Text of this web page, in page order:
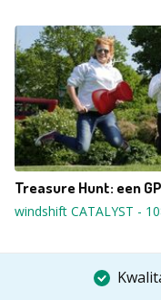
Treasure Hunt: een
windshift CATALYST -